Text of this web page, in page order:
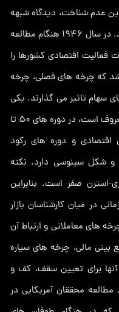
عدم شناخت، دیدگاه شبهه
آمیز است که نیاز به تحقیق و بررسی دارد. در سال 1946 هنگام مطالعه
فعالیت اقتصادی کشورها را
که چرخه های فصلی، چرخه
سهام تاثیر می گذارند. یکی
از این چرخه ها که به چرخه کندراتیف معروف است، در دوره های 50 تا
اقتصادی و دوره های رکود
و شکل سینوسی دارد. نکته
استرن صفر است. بنابراین
در میان کارشناسان بازار
های معاملاتی و ارتباط آن
بینی مالی، چرخه های سیاره
آنها برای تعیین سقف، کف و
محققان آمریکایی در